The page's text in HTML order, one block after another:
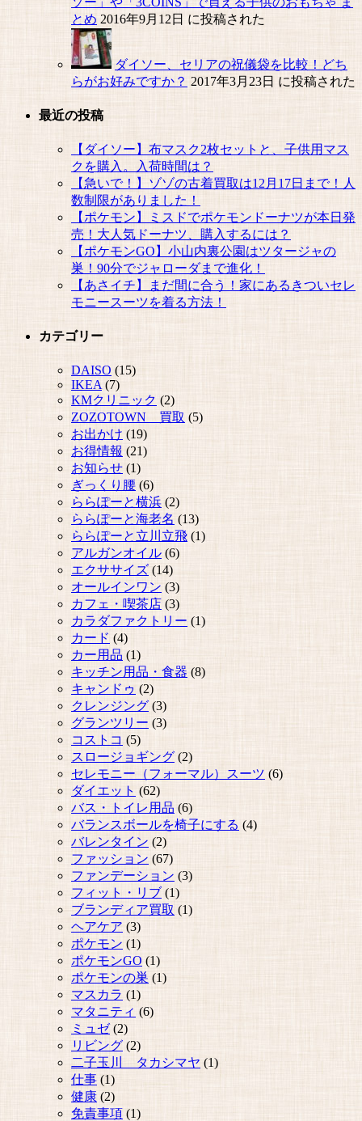
とめ 2016年9月12日 に投稿された
ダイソー、セリアの祝儀袋を比較！どち
らがお好みですか？ 2017年3月23日 に投稿された
最近の投稿
【ダイソー】布マスク2枚セットと、子供用マス
クを購入。入荷時間は？
【急いで！】ゾゾの古着買取は12月17日まで！人
数制限がありました！
【ポケモン】ミスドでポケモンドーナツが本日発
売！大人気ドーナツ、購入するには？
【ポケモンGO】小山内裏公園はツタージャの
巣！90分でジャローダまで進化！
【あさイチ】まだ間に合う！家にあるきついセレ
モニースーツを着る方法！
カテゴリー
DAISO (15)
IKEA (7)
KMクリニック (2)
ZOZOTOWN 買取 (5)
お出かけ (19)
お得情報 (21)
お知らせ (1)
ぎっくり腰 (6)
ららぽーと横浜 (2)
ららぽーと海老名 (13)
ららぽーと立川立飛 (1)
アルガンオイル (6)
エクササイズ (14)
オールインワン (3)
カフェ・喫茶店 (3)
カラダファクトリー (1)
カード (4)
カー用品 (1)
キッチン用品・食器 (8)
キャンドゥ (2)
クレンジング (3)
グランツリー (3)
コストコ (5)
スロージョギング (2)
セレモニー（フォーマル）スーツ (6)
ダイエット (62)
バス・トイレ用品 (6)
バランスボールを椅子にする (4)
バレンタイン (2)
ファッション (67)
ファンデーション (3)
フィット・リブ (1)
ブランディア買取 (1)
ヘアケア (3)
ポケモン (1)
ポケモンGO (1)
ポケモンの巣 (1)
マスカラ (1)
マタニティ (6)
ミュゼ(2)
リビング (2)
二子玉川 タカシマヤ (1)
仕事 (1)
健康 (2)
免責事項 (1)